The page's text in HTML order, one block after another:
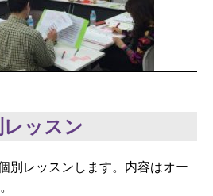
レッスン
別レッスンします。内容はオー